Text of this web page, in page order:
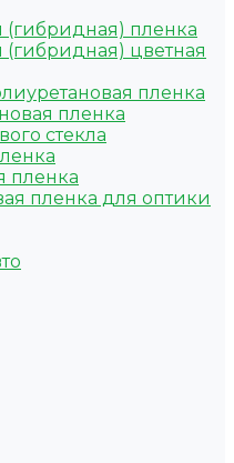
пленка
цветная
пленка
пленка
стекла
пленка
пленка для оптики